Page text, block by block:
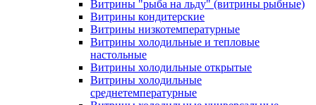
Витрины "рыба на льду" (витрины рыбные)
Витрины кондитерские
Витрины низкотемпературные
Витрины холодильные и тепловые
настольные
Витрины холодильные открытые
Витрины холодильные
среднетемпературные